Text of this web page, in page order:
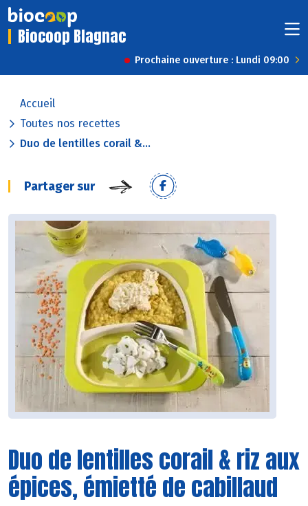
Biocoop Blagnac
Prochaine ouverture : Lundi 09:00
Accueil
Toutes nos recettes
Duo de lentilles corail &...
Partager sur
Duo de lentilles corail & riz aux
épices, émietté de cabillaud